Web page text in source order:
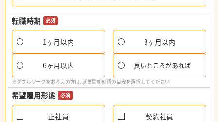
転職時期 必須
1ヶ月以内 3ヶ月以内
6ヶ月以内 良いところがあれば
※ダブルワークをお考えの方は、就業開始時期の目安を選択してください
希望雇用形態 必須
正社員 契約社員